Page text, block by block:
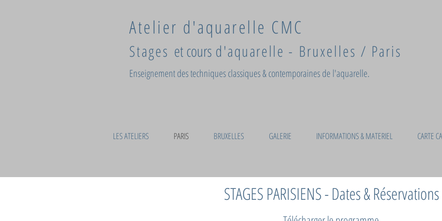
Atelier d'aquarelle CMC
Stages etcours d'aquarelle - Bruxelles / Paris
Enseignement des techniques classiques & contemporaines de l'aquarelle.
LES ATELIERS PARIS BRUXELLES GALERIE INFORMATIONS & MATERIEL CARTE
STAGES PARISIENS - Dates & Réservations